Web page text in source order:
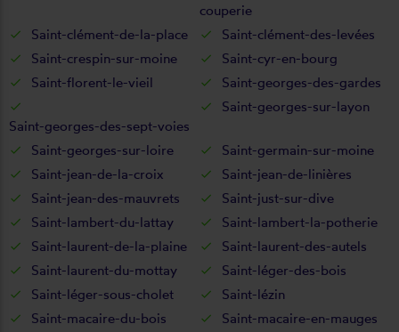
couperie
Saint-clément-de-la-place
Saint-clément-des-levées
Saint-crespin-sur-moine
Saint-cyr-en-bourg
Saint-florent-le-vieil
Saint-georges-des-gardes
Saint-georges-des-sept-voies
Saint-georges-sur-layon
Saint-georges-sur-loire
Saint-germain-sur-moine
Saint-jean-de-la-croix
Saint-jean-de-linières
Saint-jean-des-mauvrets
Saint-just-sur-dive
Saint-lambert-du-lattay
Saint-lambert-la-potherie
Saint-laurent-de-la-plaine
Saint-laurent-des-autels
Saint-laurent-du-mottay
Saint-léger-des-bois
Saint-léger-sous-cholet
Saint-lézin
Saint-macaire-du-bois
Saint-macaire-en-mauges